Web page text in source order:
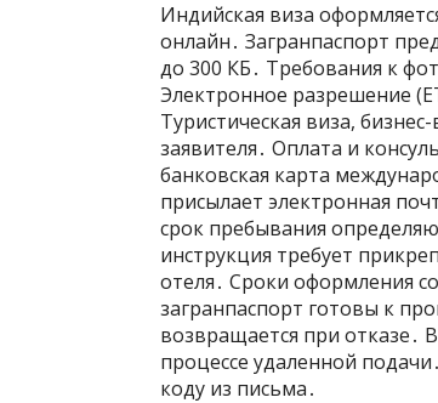
Индийская виза
онлайн․ Загранпаспорт
до 300 КБ․ Требования к
Электронное разрешение
Туристическая виза,
заявителя․ Оплата и
банковская карта
присылает электронная
срок пребывания
инструкция требует
отеля․ Сроки оформления
загранпаспорт готовы к
возвращается при отказе․
процессе удаленной
коду из письма․